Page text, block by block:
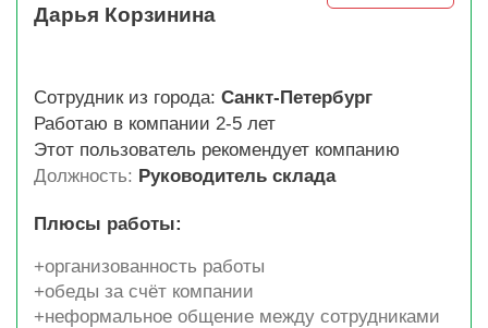
Дарья Корзинина
Сотрудник из города: Санкт-Петербург
Работаю в компании 2-5 лет
Этот пользователь рекомендует компанию
Должность: Руководитель склада
Плюсы работы:
+организованность работы
+обеды за счёт компании
+неформальное общение между сотрудниками